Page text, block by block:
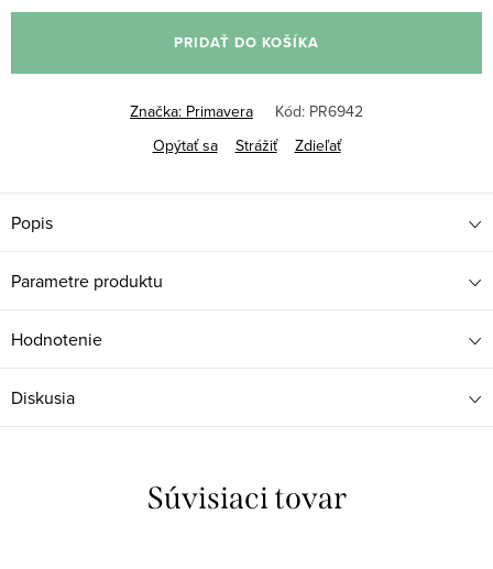
cena:
PRIDAŤ DO KOŠÍKA
Značka: Primavera Kód: PR6942
Opýtať sa
Strážiť Zdieľať
Popis
Parametre produktu
Hodnotenie
Diskusia
Súvisiaci tovar